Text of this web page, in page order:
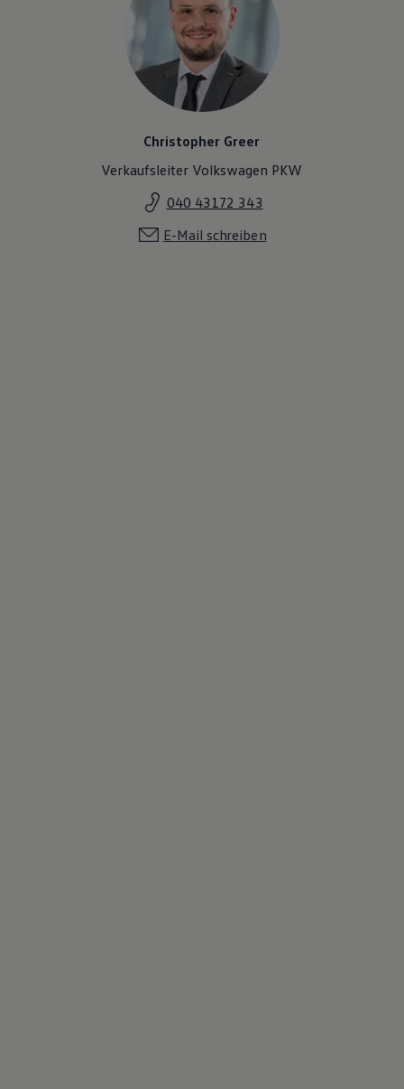
Christopher Greer
Verkaufsleiter Volkswagen PKW
040 43172 343
E-Mail schreiben